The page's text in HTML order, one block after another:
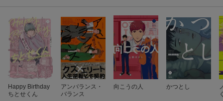
Happy Birthday
ちとせくん
アンバランス・
バランス
向こうの人 かつとし